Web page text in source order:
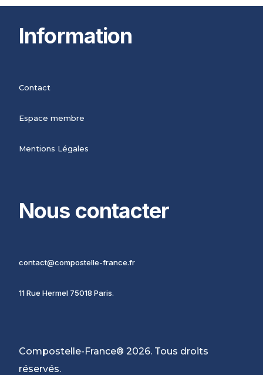
Information
Contact
Espace membre
Mentions Légales
Nous contacter
contact@compostelle-france.fr
11 Rue Hermel 75018 Paris.
Compostelle-France® 2026. Tous droits
réservés.